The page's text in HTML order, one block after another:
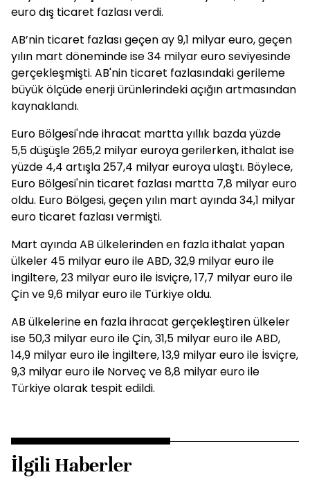
euro dış ticaret fazlası verdi.
AB’nin ticaret fazlası geçen ay 9,1 milyar euro, geçen
yılın mart döneminde ise 34 milyar euro seviyesinde
gerçekleşmişti. AB'nin ticaret fazlasındaki gerileme
büyük ölçüde enerji ürünlerindeki açığın artmasından
kaynaklandı.
Euro Bölgesi'nde ihracat martta yıllık bazda yüzde
5,5 düşüşle 265,2 milyar euroya gerilerken, ithalat ise
yüzde 4,4 artışla 257,4 milyar euroya ulaştı. Böylece,
Euro Bölgesi'nin ticaret fazlası martta 7,8 milyar euro
oldu. Euro Bölgesi, geçen yılın mart ayında 34,1 milyar
euro ticaret fazlası vermişti.
Mart ayında AB ülkelerinden en fazla ithalat yapan
ülkeler 45 milyar euro ile ABD, 32,9 milyar euro ile
İngiltere, 23 milyar euro ile İsviçre, 17,7 milyar euro ile
Çin ve 9,6 milyar euro ile Türkiye oldu.
AB ülkelerine en fazla ihracat gerçekleştiren ülkeler
ise 50,3 milyar euro ile Çin, 31,5 milyar euro ile ABD,
14,9 milyar euro ile İngiltere, 13,9 milyar euro ile İsviçre,
9,3 milyar euro ile Norveç ve 8,8 milyar euro ile
Türkiye olarak tespit edildi.
İlgili Haberler